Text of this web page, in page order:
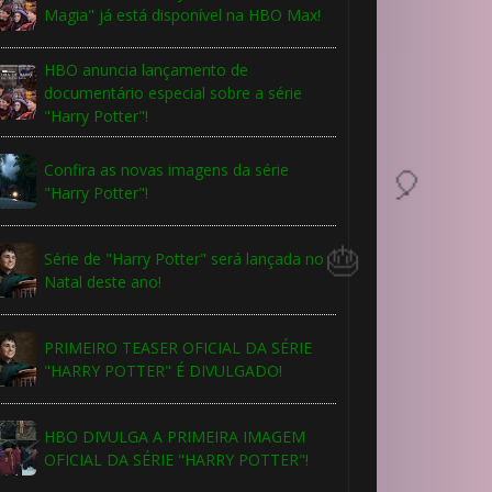
Magia" já está disponível na HBO Max!
HBO anuncia lançamento de
documentário especial sobre a série
"Harry Potter"!
Confira as novas imagens da série
"Harry Potter"!
Série de "Harry Potter" será lançada no
Natal deste ano!
PRIMEIRO TEASER OFICIAL DA SÉRIE
"HARRY POTTER" É DIVULGADO!
HBO DIVULGA A PRIMEIRA IMAGEM
OFICIAL DA SÉRIE "HARRY POTTER"!
1️⃣ 8️⃣
🎈